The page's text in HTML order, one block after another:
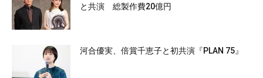
と共演 総製作費20億円
河合優実、倍賞千恵子と初共演『PLAN 75』